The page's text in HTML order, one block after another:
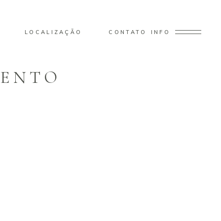
LOCALIZAÇÃO CONTATO INFO